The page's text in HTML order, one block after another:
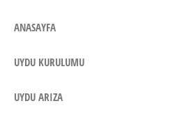
ANASAYFA
UYDU KURULUMU
UYDU ARIZA